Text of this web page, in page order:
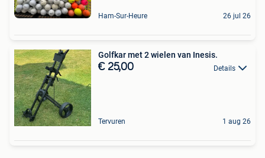
Ham-Sur-Heure 26 jul 26
Golfkar met 2 wielen van Inesis.
€ 25,00 Details
Tervuren 1 aug 26